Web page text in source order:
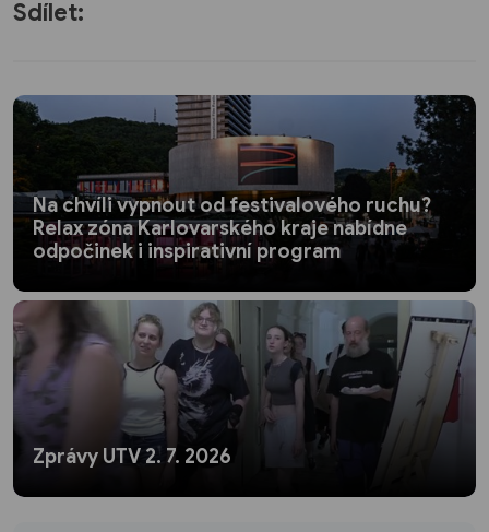
Sdílet:
Na chvíli vypnout od festivalového ruchu?
Relax zóna Karlovarského kraje nabídne
odpočinek i inspirativní program
Zprávy UTV 2. 7. 2026